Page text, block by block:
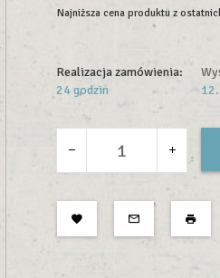
Najniższa cena produktu z
Realizacja zamówienia:
24 godzin